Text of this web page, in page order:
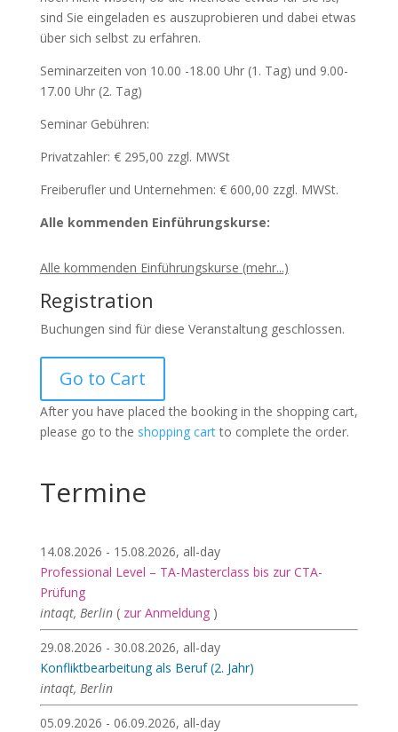
sind Sie eingeladen es auszuprobieren und dabei etwas
über sich selbst zu erfahren.
Seminarzeiten von 10.00 -18.00 Uhr (1. Tag) und 9.00-
17.00 Uhr (2. Tag)
Seminar Gebühren:
Privatzahler: € 295,00 zzgl. MWSt
Freiberufler und Unternehmen: € 600,00 zzgl. MWSt.
Alle kommenden Einführungskurse:
Alle kommenden Einführungskurse (mehr...)
Registration
Buchungen sind für diese Veranstaltung geschlossen.
Go to Cart
After you have placed the booking in the shopping cart,
please go to the shopping cartto complete the order.
Termine
14.08.2026 - 15.08.2026, all-day
Professional Level – TA-Masterclass bis zur CTA-
Prüfung
intaqt, Berlin ( zur Anmeldung)
29.08.2026 - 30.08.2026, all-day
Konfliktbearbeitung als Beruf (2. Jahr)
intaqt, Berlin
05.09.2026 - 06.09.2026, all-day